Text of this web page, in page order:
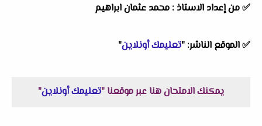
✅من إعداد الاستاذ : محمد عثمان ابراهيم
✅الموقع الناشر: "تعليمك أونلاين"
يمكنك الامتحان هنا عبر موقعنا "تعليمك أونلاين"